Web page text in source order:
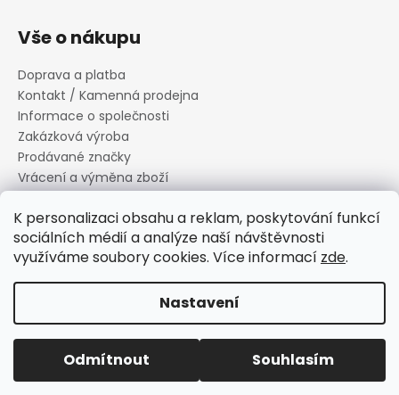
K personalizaci obsahu a reklam, poskytování funkcí
sociálních médií a analýze naší návštěvnosti
využíváme soubory cookies. Více informací zde.
Nastavení
Odmítnout Souhlasím
Vše o nákupu
Doprava a platba
Kontakt / Kamenná prodejna
Informace o společnosti
Zakázková výroba
Prodávané značky
Vrácení a výměna zboží
Informace o souborech cookies
Reklamační řád
Obchodní podmínky
Copyright 2026Canard s.r.o.. Všechna práva vyhrazena.
Upravit nastavení cookies